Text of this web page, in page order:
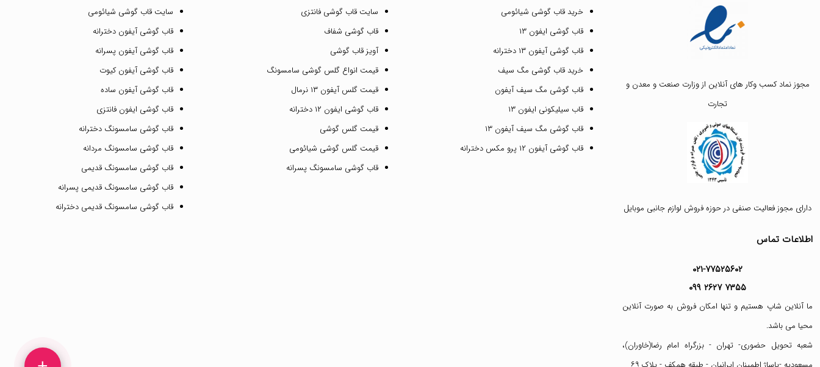
مجوز نماد کسب وکار های آنلاین از وزارت صنعت و معدن و
تجارت
دارای مجوز فعالیت صنفی در حوزه فروش لوازم جانبی موبایل
اطلاعات تماس
۰۲۱-۷۷۵۲۵۶۰۲
۰۹۹ ۲۶۲۷ ۷۳۵۵
ما آنلاین شاپ هستیم و تنها امکان فروش به صورت آنلاین
محیا می باشد.
شعبه تحویل حضوری- تهران - بزرگراه امام رضا(خاوران)،
خرید قاب گوشی شیائومی
قاب گوشی ایفون ۱۳
قاب گوشی آیفون ۱۳ دخترانه
خرید قاب گوشی مگ سیف
قاب گوشی مگ سیف آیفون
قاب سیلیکونی ایفون ۱۳
قاب گوشی مگ سیف آیفون ۱۳
قاب گوشی آیفون ۱۲ پرو مکس دخترانه
سایت قاب گوشی فانتزی
قاب گوشی شفاف
آویز قاب گوشی
قیمت انواع گلس گوشی سامسونگ
قیمت گلس آیفون ۱۳ نرمال
قاب گوشی ایفون ۱۲ دخترانه
قیمت گلس گوشی
قیمت گلس گوشی شیائومی
قاب گوشی سامسونگ پسرانه
سایت قاب گوشی شیائومی
قاب گوشی آیفون دخترانه
قاب گوشی آیفون پسرانه
قاب گوشی آیفون کیوت
قاب گوشی آیفون ساده
قاب گوشی ایفون فانتزی
قاب گوشی سامسونگ دخترانه
قاب گوشی سامسونگ مردانه
قاب گوشی سامسونگ قدیمی
قاب گوشی سامسونگ قدیمی پسرانه
قاب گوشی سامسونگ قدیمی دخترانه